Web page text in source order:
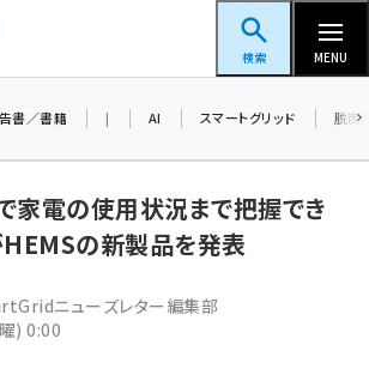
スマートグリッドフォーラム
検索 MENU
書／書籍 | AI スマートグリッド 脱炭
家電の使用状況まで把握でき
HEMSの新製品を発表
ニューズレター編集部
) 0:00